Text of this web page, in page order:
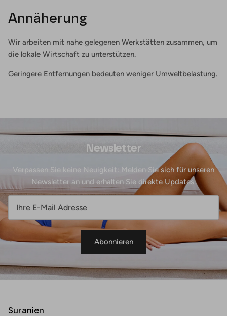
Annäherung
Wir arbeiten mit nahe gelegenen Werkstätten zusammen, um
die lokale Wirtschaft zu unterstützen.
Geringere Entfernungen bedeuten weniger Umweltbelastung.
Newsletter
Verpassen Sie keine Neuigkeit: Melden Sie sich für unseren
Newsletter an und erhalten Sie direkte Updates.
Abonnieren
Suranien